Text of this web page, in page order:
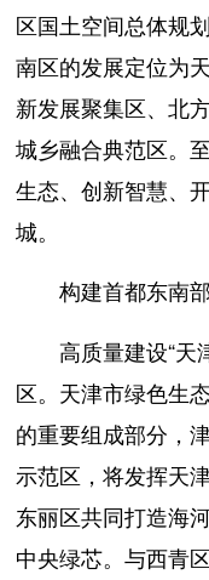
区国土空间总体规
南区的发展定位为
新发展聚集区、北
城乡融合典范区。
生态、创新智慧、
城。
构建首都东南
高质量建设“天
区。天津市绿色生
的重要组成部分，
示范区，将发挥天
东丽区共同打造海
中央绿芯。与西青